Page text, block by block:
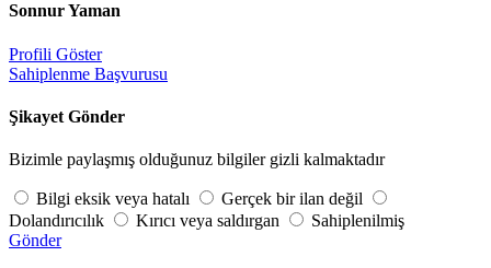
Sonnur Yaman
Profili Göster
Sahiplenme Başvurusu
Şikayet Gönder
Bizimle paylaşmış olduğunuz bilgiler gizli kalmaktadır
Bilgi eksik veya hatalı
Gerçek bir ilan değil
Dolandırıcılık
Kırıcı veya saldırgan
Sahiplenilmiş
Gönder